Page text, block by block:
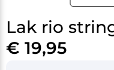
Lak rio
€ 19,95